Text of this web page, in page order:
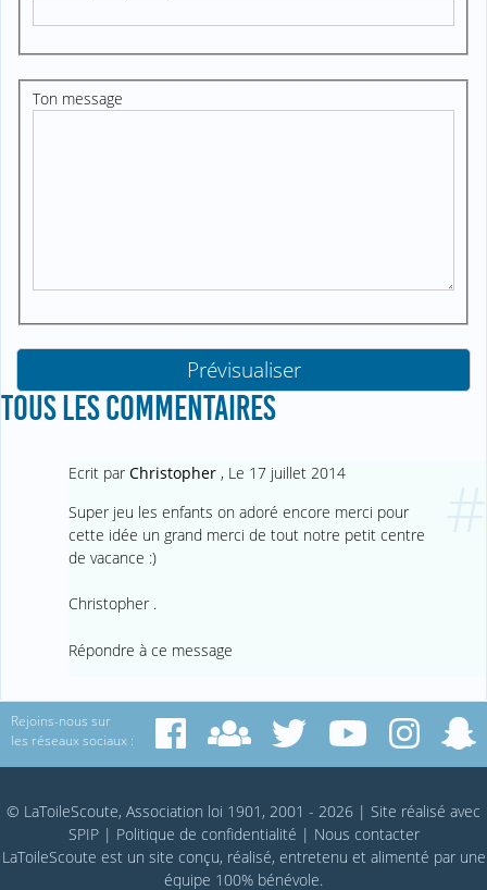
Ton message
TOUS LES COMMENTAIRES
Ecrit par Christopher , Le 17 juillet 2014
Super jeu les enfants on adoré encore merci pour
cette idée un grand merci de tout notre petit centre
de vacance :)
Christopher .
Répondre à ce message
Rejoins-nous sur
les réseaux sociaux :
© LaToileScoute, Association loi 1901, 2001 - 2026 | Site réalisé avec
SPIP| Politique de confidentialité | Nous contacter
LaToileScoute est un site conçu, réalisé, entretenu et alimenté par une
équipe 100% bénévole.